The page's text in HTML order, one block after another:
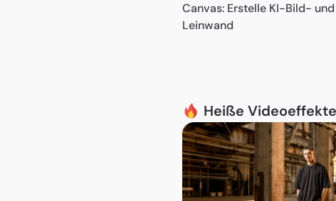
Canvas: Erstelle KI-Bild-
Leinwand
Heiße Videoeffekte